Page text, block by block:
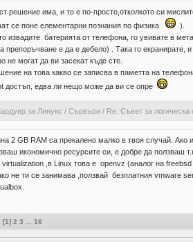
решение има, и то е по-просто,отколкото си
се поне елементарни познания по физика
).
извадите батерията от телефона, го увивате в
препоръчване е да е дебело) . Така го екранирате, и
не могат да ви засекат къде сте.
на това какво се записва в паметта на
достъп, едва ли нещо може да ви се опре
за Линукс / Сървъри/ Re: Съвет за
2 GB RAM са прекалено малко в твоя случай. Ако
икономично ресурсите си, е добре да ползваш
,в Linux това е openvz (аналог на freebsd
не ти се занимава ,ползвай безплатния vmware
[1] 2 3 16